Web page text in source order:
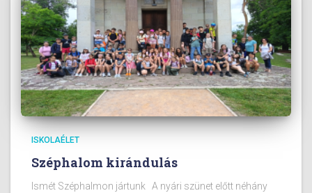
ISKOLAÉLET
Széphalom kirándulás
Ismét Széphalmon jártunk A nyári szünet előtt néhány